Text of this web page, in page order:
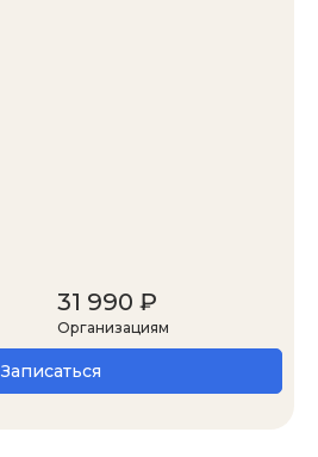
31 990 ₽
Организациям
Записаться